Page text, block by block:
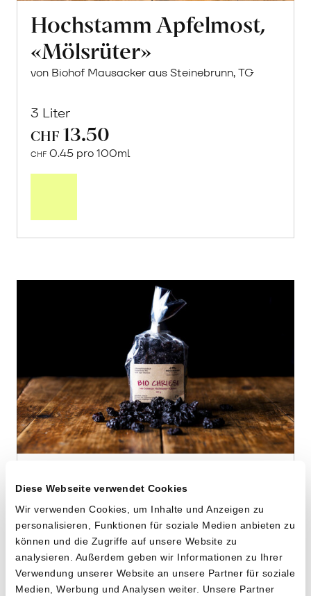
Diese Webseite verwendet Cookies
Wir verwenden Cookies, um Inhalte und Anzeigen zu
personalisieren, Funktionen für soziale Medien anbieten zu
können und die Zugriffe auf unsere Website zu
analysieren. Außerdem geben wir Informationen zu Ihrer
Verwendung unserer Website an unsere Partner für soziale
Medien, Werbung und Analysen weiter. Unsere Partner
Hochstamm Apfelmost,
«Mölsrüter»
von Biohof Mausacker aus Steinebrunn, TG
3 Liter
CHF 13.50
CHF 0.45 pro 100ml
Dörrkirschen
von Riedackerhof aus Gipf-Oberfrick, AG
100g
CHF13.40